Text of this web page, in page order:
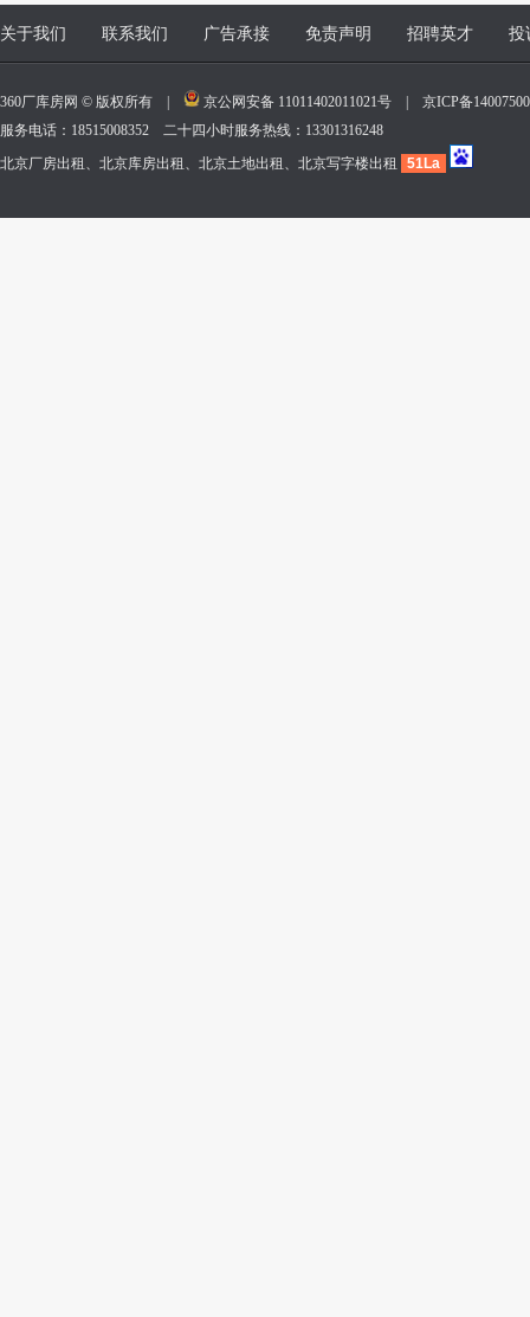
关于我们 联系我们 广告承接 免责声明 招聘英才 投
360厂库房网 © 版权所有 | 京公网安备 11011402011021号
京ICP备
服务电话：18515008352 二十四小时服务热线：13301316248
北京厂房出租、北京库房出租、北京土地出租、北京写字楼出租
51La